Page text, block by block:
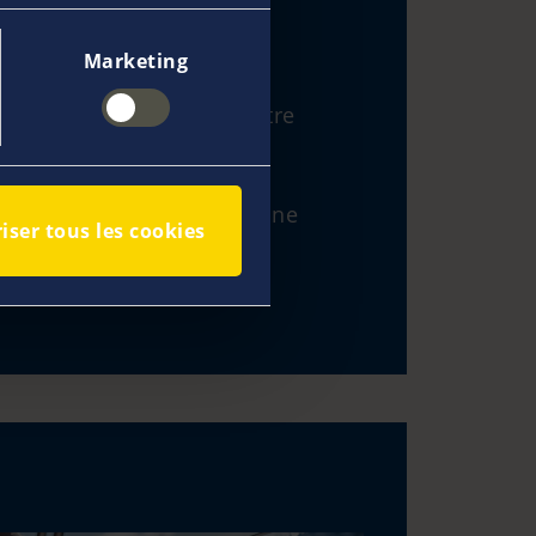
Marketing
tous les cookies
d'Annulation pour votre
billets d'avions et l'hôtel
bateau entier ou à la cabine